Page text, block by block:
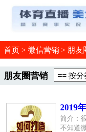
首页 > 微信营销 > 朋友
朋友圈营销
2019
简介：
不知道